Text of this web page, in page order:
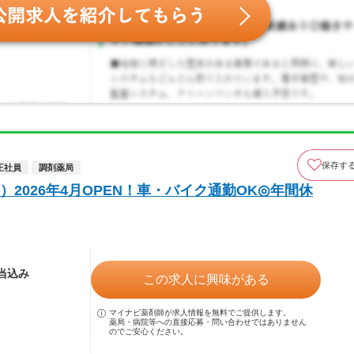
社員 調剤薬局 保存す
2026年4月OPEN！車・バイク通勤OK◎年間休
込み この求人に興味がある
マイナビ薬剤師が求人情報を無料でご提供します。
薬局・病院等への直接応募・問い合わせではありません
のでご安心ください。